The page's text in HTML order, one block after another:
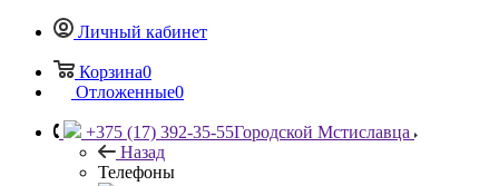
Личный кабинет
Корзина0
Отложенные0
+375 (17) 392-35-55Городской Мстиславца
Назад
Телефоны